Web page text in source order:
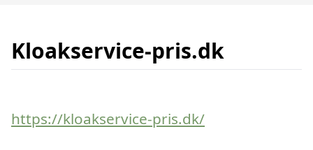
Kloakservice-pris.dk
https://kloakservice-pris.dk/